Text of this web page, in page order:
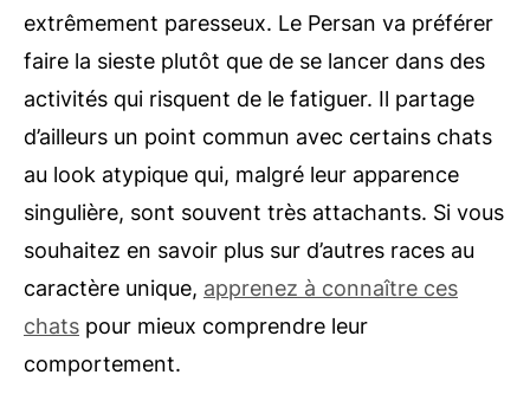
extrêmement paresseux. Le Persan va préférer
faire la sieste plutôt que de se lancer dans des
activités qui risquent de le fatiguer. Il partage
d’ailleurs un point commun avec certains chats
au look atypique qui, malgré leur apparence
singulière, sont souvent très attachants. Si vous
souhaitez en savoir plus sur d’autres races au
caractère unique, apprenez à connaître ces
chats pour mieux comprendre leur
comportement.